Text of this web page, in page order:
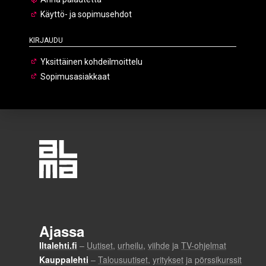
Käyttö- ja sopimusehdot
Kirjaudu
Yksittäinen kohdeilmoittelu
Sopimusasiakkaat